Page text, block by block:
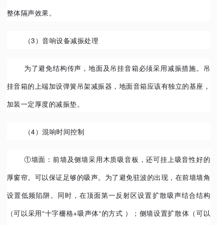
整体隔声效果。
（3）音响设备减振处理
为了避免结构传声，地面及吊挂音箱必须采用减振措施。吊
挂音箱的上端加设弹簧吊架减振器，地面音箱应该有独立的基座，
加装一定厚度的减振垫。
（4）混响时间控制
①墙面：前墙及侧墙采用木质吸音板，还可挂上吸音性好的
厚窗帘。可以保证足够的吸声。为了避免驻波的出现，在前墙墙角
设置低频陷阱。同时，在顶面第一反射区设置扩散吸声结合结构
（可以采用“十字栅格+吸声体“的方式 ）；侧墙设置扩散体（可以